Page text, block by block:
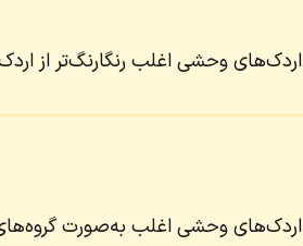
اردک‌های وحشی اغلب رنگارنگ‌تر از
اردک‌های وحشی اغلب به‌صورت